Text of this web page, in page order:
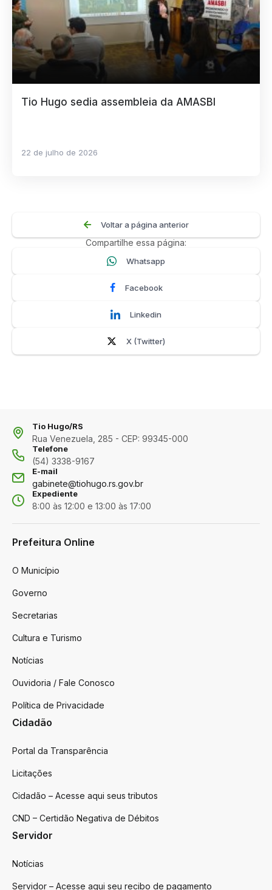
Tio Hugo sedia assembleia da AMASBI
22 de julho de 2026
Voltar a página anterior
Compartilhe essa página:
Whatsapp
Facebook
Linkedin
X (Twitter)
Tio Hugo/RS
Rua Venezuela, 285 - CEP: 99345-000
Telefone
(54) 3338-9167
E-mail
gabinete@tiohugo.rs.gov.br
Expediente
8:00 às 12:00 e 13:00 às 17:00
Prefeitura Online
O Município
Governo
Secretarias
Cultura e Turismo
Notícias
Ouvidoria / Fale Conosco
Política de Privacidade
Cidadão
Portal da Transparência
Licitações
Cidadão – Acesse aqui seus tributos
CND – Certidão Negativa de Débitos
Servidor
Notícias
Servidor – Acesse aqui seu recibo de pagamento